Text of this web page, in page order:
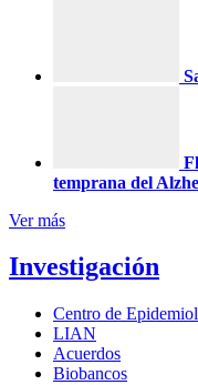
temprana del
Ver más
Investigación
Centro de
LIAN
Acuerdos
Biobancos